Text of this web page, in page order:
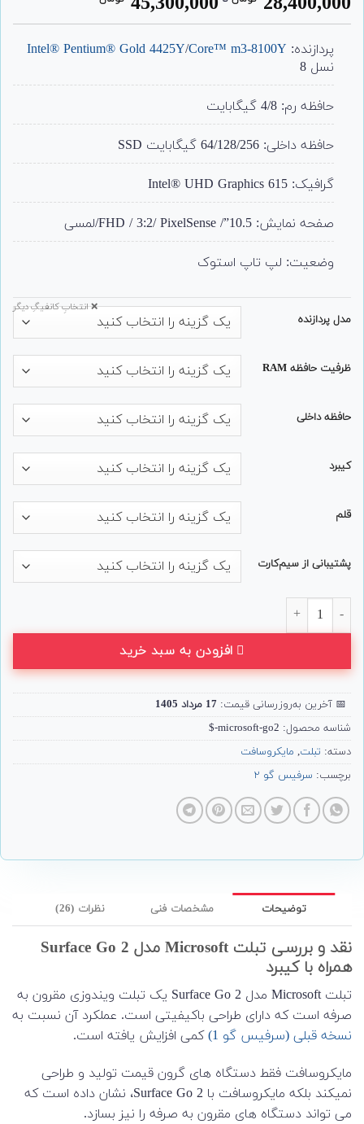
مشتری
پردازنده: Intel® Pentium® Gold 4425Y/Core™ m3-8100Y
نسل 8
حافظه رم: 4/8 گیگابایت
حافظه داخلی: 64/128/256 گیگابایت SSD
گرافیک: Intel® UHD Graphics 615
صفحه نمایش: 10.5”/ FHD / 3:2/ PixelSense/لمسی
وضعیت: لپ تاپ استوک
مدل پردازنده
ظرفیت حافظه RAM
حافظه داخلی
کیبرد
قلم
پشتیبانی از سیم‌کارت
❌ انتخابِ کانفیگِ دیگر
افزودن به سبد خرید
📅 آخرین به‌روزرسانی قیمت: 17 مرداد 1405
شناسه محصول: microsoft-go2-$
دسته: تبلت, مایکروسافت
برچسب: سرفیس گو ۲
توضیحات مشخصات فنی نظرات (26)
نقد و بررسی تبلت Microsoft مدل Surface Go 2
همراه با کیبرد
تبلت Microsoft مدل Surface Go 2 یک تبلت ویندوزی مقرون به
صرفه است که دارای طراحی باکیفیتی است. عملکرد آن نسبت به
نسخه قبلی (سرفیس گو 1)
کمی افزایش یافته است.
مایکروسافت فقط دستگاه های گرون قیمت تولید و طراحی
نمیکند بلکه مایکروسافت با Surface Go 2، نشان داده است که
می تواند دستگاه های مقرون به صرفه را نیز بسازد.